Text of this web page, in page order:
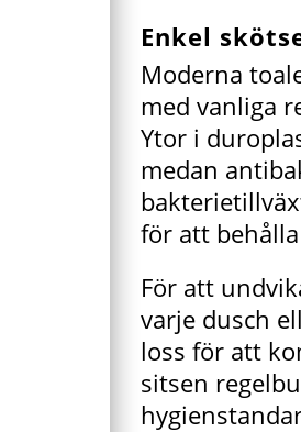
Enkel
Moderna
med vanliga
Ytor i
medan
för att
För att
varje dusch
loss för att
sitsen